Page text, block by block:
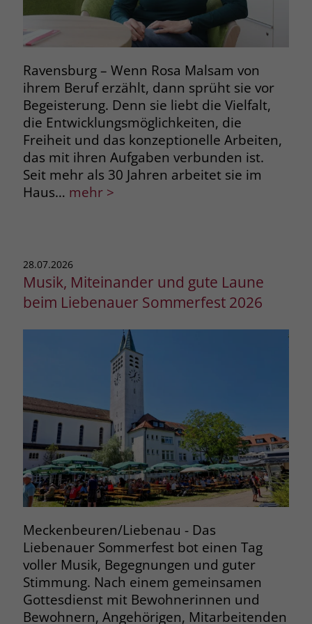
Ravensburg – Wenn Rosa Malsam von
ihrem Beruf erzählt, dann sprüht sie vor
Begeisterung. Denn sie liebt die Vielfalt,
die Entwicklungsmöglichkeiten, die
Freiheit und das konzeptionelle Arbeiten,
das mit ihren Aufgaben verbunden ist.
Seit mehr als 30 Jahren arbeitet sie im
Haus… mehr >
28.07.2026
Musik, Miteinander und gute Laune
beim Liebenauer Sommerfest 2026
Meckenbeuren/Liebenau - Das
Liebenauer Sommerfest bot einen Tag
voller Musik, Begegnungen und guter
Stimmung. Nach einem gemeinsamen
Gottesdienst mit Bewohnerinnen und
Bewohnern, Angehörigen, Mitarbeitenden
zeigen. Das _fbp-Cookie sammelt keine
persönlich identifizierbaren
Informationen und wird von Facebook
nur platziert, um Daten an das
Unternehmen zurückzusenden.